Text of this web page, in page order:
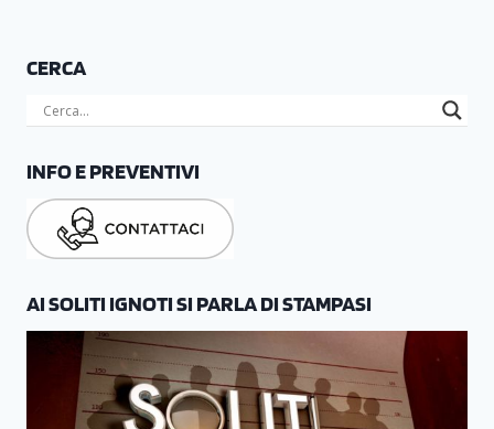
CERCA
INFO E PREVENTIVI
AI SOLITI IGNOTI SI PARLA DI STAMPASI